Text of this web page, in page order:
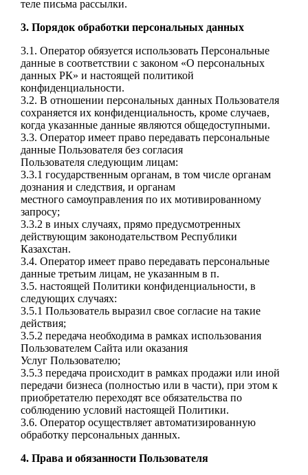
теле письма рассылки.
3. Порядок обработки персональных данных
3.1. Оператор обязуется использовать Персональные
данные в соответствии с законом «О персональных
данных РК» и настоящей политикой
конфиденциальности.
3.2. В отношении персональных данных Пользователя
сохраняется их конфиденциальность,кроме случаев,
когда указанные данные являются общедоступными.
3.3. Оператор имеет право передавать персональные
данные Пользователя без согласия
Пользователя следующим лицам:
3.3.1 государственным органам, в том числе органам
дознания и следствия, и органам
местногосамоуправления по их мотивированному
запросу;
3.3.2 в иных случаях, прямо предусмотренных
действующим законодательством Республики
Казахстан.
3.4. Оператор имеет право передавать персональные
данные третьим лицам, не указанным в п.
3.5. настоящей Политики конфиденциальности, в
следующих случаях:
3.5.1 Пользователь выразил свое согласие на такие
действия;
3.5.2 передача необходима в рамках использования
Пользователем Сайта или оказания
УслугПользователю;
3.5.3 передача происходит в рамках продажи или иной
передачи бизнеса (полностью или вчасти), при этом к
приобретателю переходят все обязательства по
соблюдению условийнастоящей Политики.
3.6. Оператор осуществляет автоматизированную
обработку персональных данных.
4. Права и обязанности Пользователя